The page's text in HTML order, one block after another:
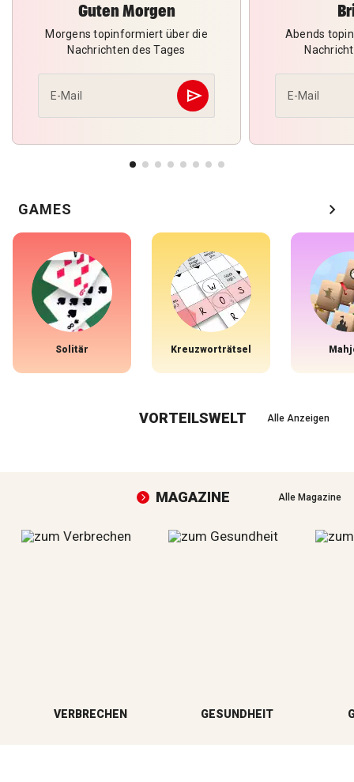
Guten Morgen
Morgens topinformiert über die
Nachrichten des Tages
E-Mail send
Abschicken
Abends
E-Mail
GAMES chevron_right
Solitär Kreuzworträtsel
VORTEILSWELT Alle Anzeigen
MAGAZINE Alle Magazine
VERBRECHEN GESUNDHEIT